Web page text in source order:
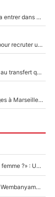
F1 - Alpine signe un accord «impensable» et va entrer dans une nouvelle dimension : Grande nouvelle pour Pierre Gasly !
«C’est un très bon choix» : L'OM fait une offre pour recruter un ancien joueur du PSG... et c'est validé dans l'After Foot !
140M€ pour Yan Diomandé : Le PSG a dit non au transfert qui bat tous les records sur le mercato
La crise financière continue de faire des ravages à Marseille : L’OM a placé 12 joueurs sur le marché des transferts… et ça pourrait lui rapporter près de 100M€ !
«LeBron James, as-tu déjà eu envie d’être une femme ?» : Un dérapage de Donald Trump sur la superstar de la NBA refait surface
NBA - Victime d'une thrombose comme Victor Wembanyama, Chris Bosh prévient le Français des risques sur sa santé : «J’ai failli mourir sur le coup et j’ai été ramené à la vie»